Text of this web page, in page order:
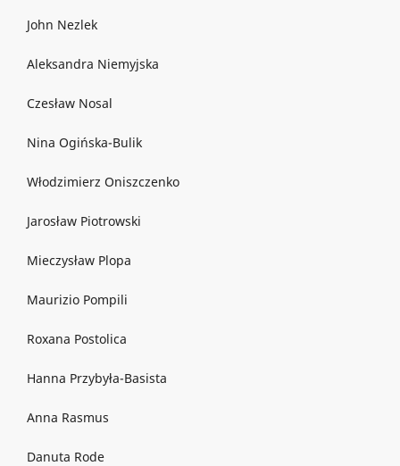
John Nezlek
Aleksandra Niemyjska
Czesław Nosal
Nina Ogińska-Bulik
Włodzimierz Oniszczenko
Jarosław Piotrowski
Mieczysław Plopa
Maurizio Pompili
Roxana Postolica
Hanna Przybyła-Basista
Anna Rasmus
Danuta Rode